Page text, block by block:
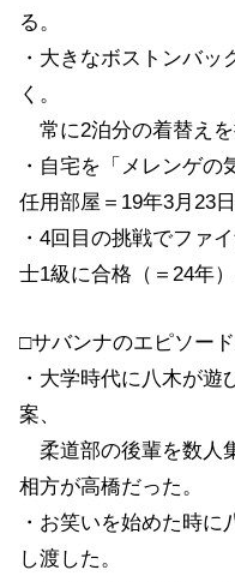
る。
・大きなボストンバ
く。
常に2泊分の着替えを
・自宅を「メレンゲ
任用部屋＝19年3月23
・4回目の挑戦でファ
士1級に合格（＝24年）
□サバンナのエピソー
・大学時代に八木が
案、
柔道部の後輩を数人
相方が高橋だった。
・お笑いを始めた時に
し渡した。